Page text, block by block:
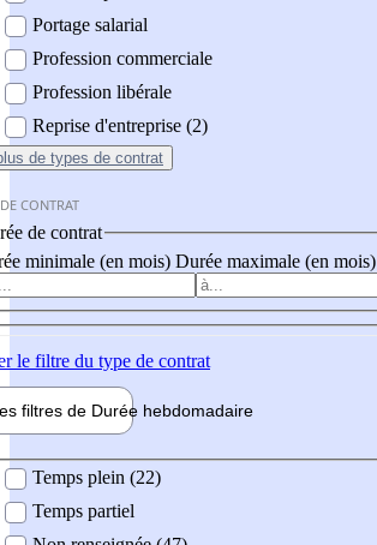
Portage salarial
Profession commerciale
Profession libérale
Reprise d'entreprise (2)
de types de contrat
CONTRAT
de contrat
minimale (en mois) Durée maximale (en mois)
le filtre du type de contrat
filtres de Durée hebdomadaire
Temps plein (22)
Temps partiel